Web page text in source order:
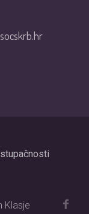
Klasje